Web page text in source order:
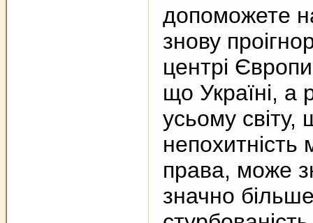
допоможете
знову
центрі
що Україні, а
усьому світу,
непохитність
права, може
значно